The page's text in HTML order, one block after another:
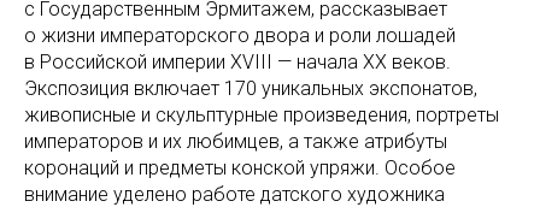
с Государственным Эрмитажем, рассказывает
о жизни императорского двора и роли лошадей
в Российской империи XVIII — начала XX веков.
Экспозиция включает 170 уникальных экспонатов,
живописные и скульптурные произведения, портреты
императоров и их любимцев, а также атрибуты
коронаций и предметы конской упряжи. Особое
внимание уделено работе датского художника